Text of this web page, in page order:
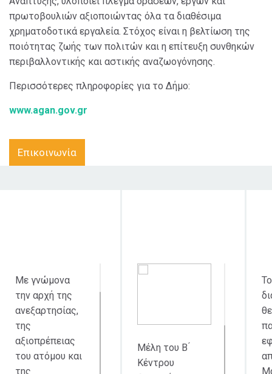
πρωτοβουλιών αξιοποιώντας όλα τα διαθέσιμα
χρηματοδοτικά εργαλεία. Στόχος είναι η βελτίωση της
ποιότητας ζωής των πολιτών και η επίτευξη συνθηκών
περιβαλλοντικής και αστικής αναζωογόνησης.
Περισσότερες πληροφορίες για το Δήμο:
www.agan.gov.gr
Επικοινωνία
Με γνώμονα
την αρχή της
ανεξαρτησίας,
της
αξιοπρέπειας
του ατόμου και
της
Μέλη του Β ́
Κέντρου
Το